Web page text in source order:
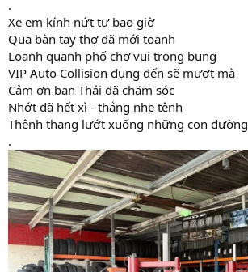
.
Xe em kính nứt tự bao giờ
Qua bàn tay thợ đã mới toanh
Loanh quanh phố chợ vui trong bụng
VIP Auto Collision đụng đến sẽ mượt mà
Cảm ơn bạn Thái đã chăm sóc
Nhớt đã hết xì - thắng nhẹ tênh
Thênh thang lướt xuống những con đường
.